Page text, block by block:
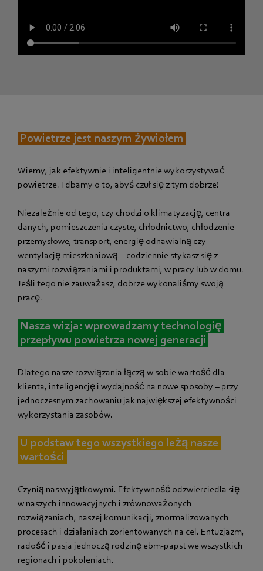
Powietrze jest naszym żywiołem
Wiemy, jak efektywnie i inteligentnie wykorzystywać
powietrze. I dbamy o to, abyś czuł się z tym dobrze!
Niezależnie od tego, czy chodzi o klimatyzację, centra
danych, pomieszczenia czyste, chłodnictwo, chłodzenie
przemysłowe, transport, energię odnawialną czy
wentylację mieszkaniową – codziennie stykasz się z
naszymi rozwiązaniami i produktami, w pracy lub w domu.
Jeśli tego nie zauważasz, dobrze wykonaliśmy swoją
pracę.
Nasza wizja: wprowadzamy technologię
przepływu powietrza nowej generacji
Dlatego nasze rozwiązania łączą w sobie wartość dla
klienta, inteligencję i wydajność na nowe sposoby – przy
jednoczesnym zachowaniu jak największej efektywności
wykorzystania zasobów.
U podstaw tego wszystkiego leżą nasze
wartości
Czynią nas wyjątkowymi. Efektywność odzwierciedla się
w naszych innowacyjnych i zrównoważonych
rozwiązaniach, naszej komunikacji, znormalizowanych
procesach i działaniach zorientowanych na cel. Entuzjazm,
radość i pasja jednoczą rodzinę ebm‑papst we wszystkich
regionach i pokoleniach.